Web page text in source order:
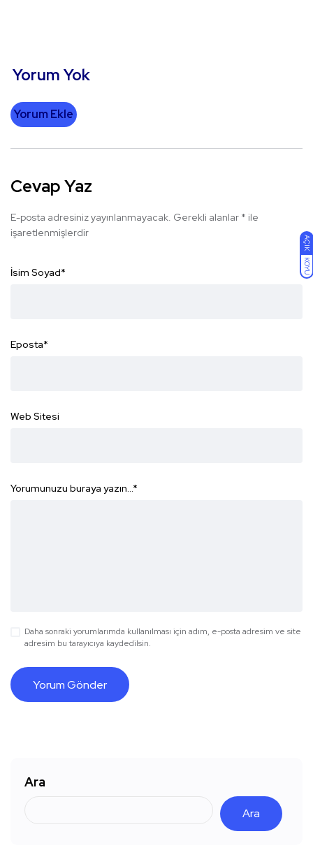
AÇIK
KOYU
Yorum Yok
Yorum Ekle
Cevap Yaz
E-posta adresiniz yayınlanmayacak. Gerekli alanlar * ile
işaretlenmişlerdir
İsim Soyad*
Eposta*
Web Sitesi
Yorumunuzu buraya yazın...*
Daha sonraki yorumlarımda kullanılması için adım, e-posta adresim ve site
adresim bu tarayıcıya kaydedilsin.
Ara
Ara